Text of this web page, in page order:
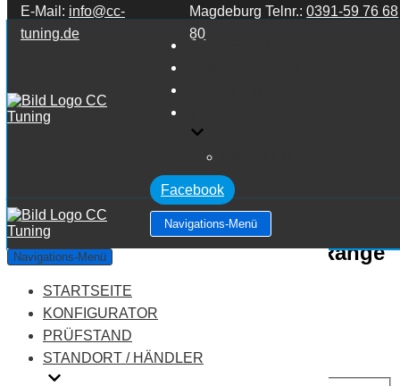
Zum Inhalt springen
E-Mail: info@cc-
tuning.de
Magdeburg Telnr.:0391-59 76 68
80
STARTSEITE
Facebook
Navigations-Menü
Navigations-Menü
STARTSEITE
KONFIGURATOR
PRÜFSTAND
STANDORT / HÄNDLER
Land Rover Range Rover MK3 Range
Rover 5.0 V8 SUPERCHARGED
Leistung:510 PS
Drehmoment:625 NM
Motortyp:Benziner
PREIS